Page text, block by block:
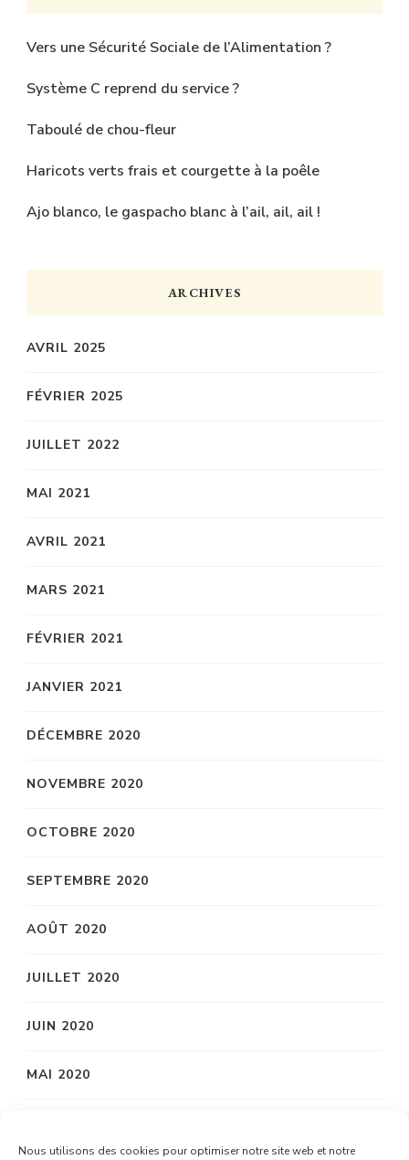
Nous utilisons des cookies pour optimiser notre site web et notre
Vers une Sécurité Sociale de l’Alimentation ?
Système C reprend du service ?
Taboulé de chou-fleur
Haricots verts frais et courgette à la poêle
Ajo blanco, le gaspacho blanc à l’ail, ail, ail !
ARCHIVES
AVRIL 2025
FÉVRIER 2025
JUILLET 2022
MAI 2021
AVRIL 2021
MARS 2021
FÉVRIER 2021
JANVIER 2021
DÉCEMBRE 2020
NOVEMBRE 2020
OCTOBRE 2020
SEPTEMBRE 2020
AOÛT 2020
JUILLET 2020
JUIN 2020
MAI 2020